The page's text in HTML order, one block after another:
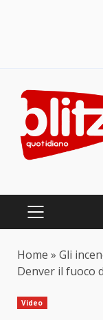
content
PRIMARY
Home » Gli
Denver il fuoco
Video